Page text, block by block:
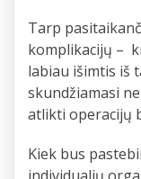
Tarp
komplikacijų –
labiau išimtis iš
skundžiamasi
atlikti operacijų
Kiek bus